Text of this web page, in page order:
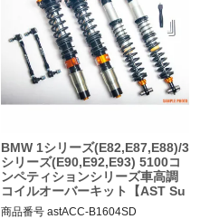
BMW 1シリーズ(E82,E87,E88)/3
シリーズ(E90,E92,E93) 5100コ
ンペティションシリーズ車高調
コイルオーバーキット【AST Su
spension】
商品番号 astACC-B1604SD